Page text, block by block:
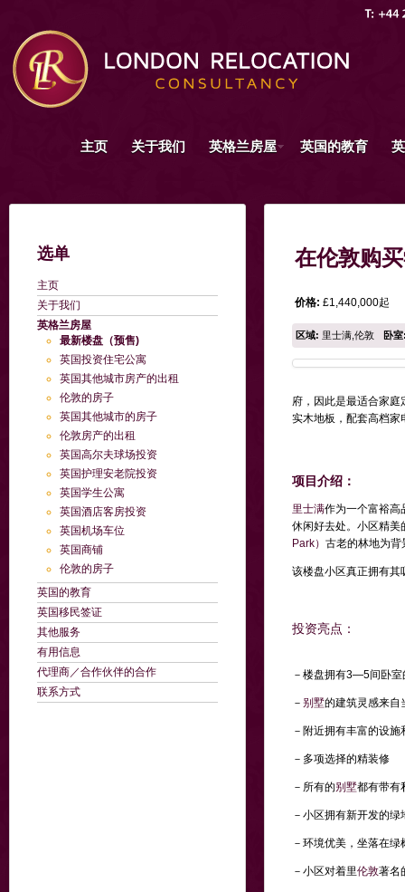
主页 关于我们 英格兰房屋 英国的教育
选单
主页
关于我们
英格兰房屋
最新楼盘（预售)
英国投资住宅公寓
英国其他城市房产的出租
伦敦的房子
英国其他城市的房子
伦敦房产的出租
英国高尔夫球场投资
英国护理安老院投资
英国学生公寓
英国酒店客房投资
英国机场车位
英国商铺
伦敦的房子
英国的教育
英国移民签证
其他服务
有用信息
代理商／合作伙伴的合作
联系方式
在伦敦购
价格: £1,440,000起
区域: 里士满,伦敦 卧
府，因此是最适合家
实木地板，配套高档家
项目介绍：
里士满作为一个富裕高
休闲好去处。小区精美
Park） 古老的林地为背
该楼盘小区真正拥有其
投资亮点：
－楼盘拥有3—5间卧室
－ 别墅的建筑灵感来自
－附近拥有丰富的设施
－多项选择的精装修
－所有的别墅都有带有
－小区拥有新开发的
－环境优美，坐落在
－小区对着里伦敦著名